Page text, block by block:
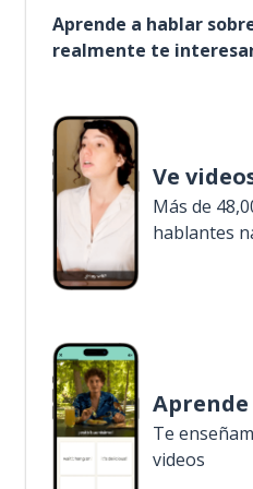
Aprende a hablar
realmente te
Ve
Más de
hablantes
Te
videos